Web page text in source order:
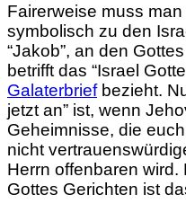
Fairerweise muss
symbolisch zu den
“Jakob”, an den
betrifft das “Israel
Galaterbriefbezieht.
jetzt an” ist, wenn
Geheimnisse, die
nicht
Herrn offenbaren
Gottes Gerichten ist